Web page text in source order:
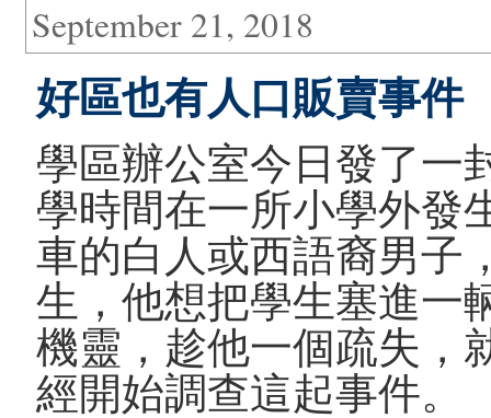
September 21, 2018
好區也有人口販賣事件
學區辦公室今日發了一
學時間在一所小學外發
車的白人或西語裔男子
生，他想把學生塞進一
機靈，趁他一個疏失，
經開始調查這起事件。